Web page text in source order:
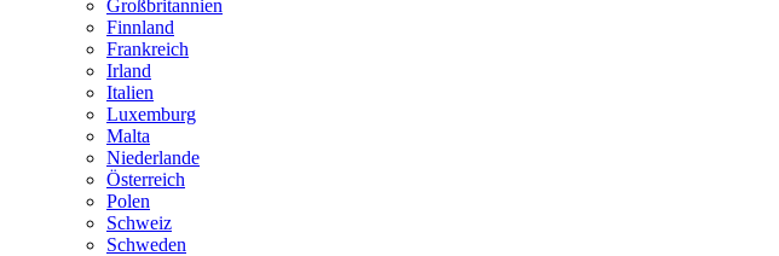
Großbritannien
Finnland
Frankreich
Irland
Italien
Luxemburg
Malta
Niederlande
Österreich
Polen
Schweiz
Schweden